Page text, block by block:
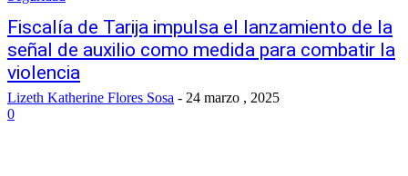
Fiscalía de Tarija impulsa el lanzamiento de la
señal de auxilio como medida para combatir la
violencia
Lizeth Katherine Flores Sosa - 24 marzo , 2025
0